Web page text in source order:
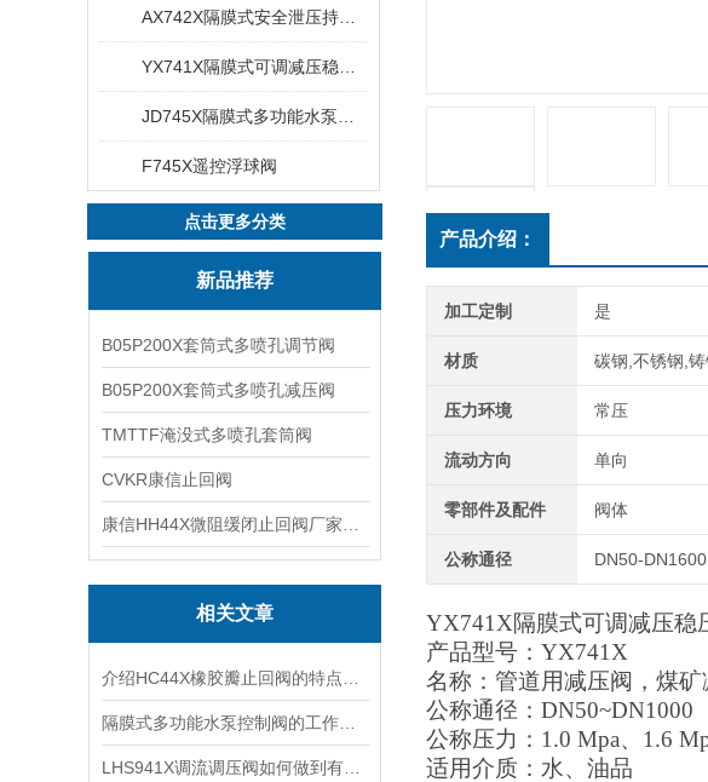
F745X遥控浮球阀
点击更多分类
新品推荐
B05P200X套筒式多喷孔调节阀
B05P200X套筒式多喷孔减压阀
TMTTF淹没式多喷孔套筒阀
CVKR康信止回阀
相关文章
产品介绍：
加工定制 是
材质 碳钢,不锈钢,
压力环境 常压
流动方向 单向
零部件及配件 阀体
公称通径 DN50-
YX741X隔膜式可调减压稳
产品型号：YX741X
名称：管道用减压阀，煤
公称通径：DN50~DN1000
公称压力：1.0 Mpa、1.6
适用介质：水、油品